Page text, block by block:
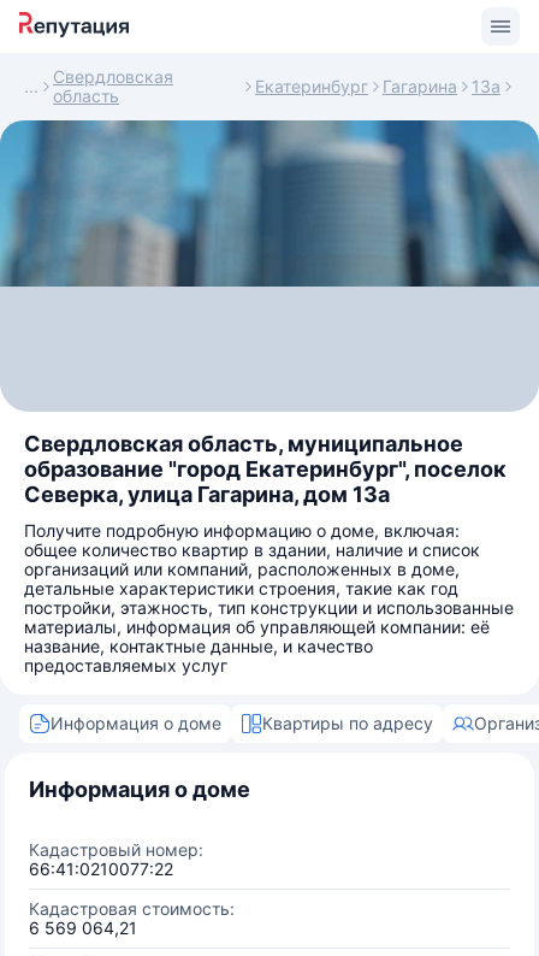
Свердловская
область
Екатеринбург Гагарина 13а
Свердловская область, муниципальное
образование "город Екатеринбург", поселок
Северка, улица Гагарина, дом 13а
Получите подробную информацию о доме, включая:
общее количество квартир в здании, наличие и список
организаций или компаний, расположенных в доме,
детальные характеристики строения, такие как год
постройки, этажность, тип конструкции и использованные
материалы, информация об управляющей компании: её
название, контактные данные, и качество
предоставляемых услуг
Информация о доме Квартиры по адресу
Информация о доме
Кадастровый номер:
66:41:0210077:22
Кадастровая стоимость:
6 569 064,21